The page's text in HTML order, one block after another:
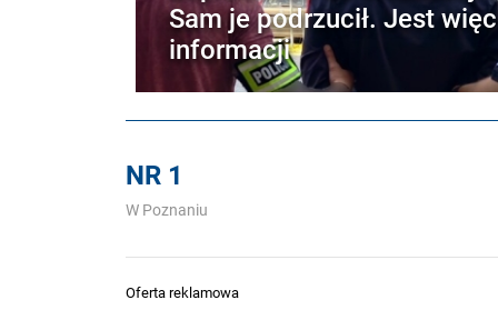
Sam je podrzucił. Jest
informacji
NR 1
W Poznaniu
Oferta reklamowa